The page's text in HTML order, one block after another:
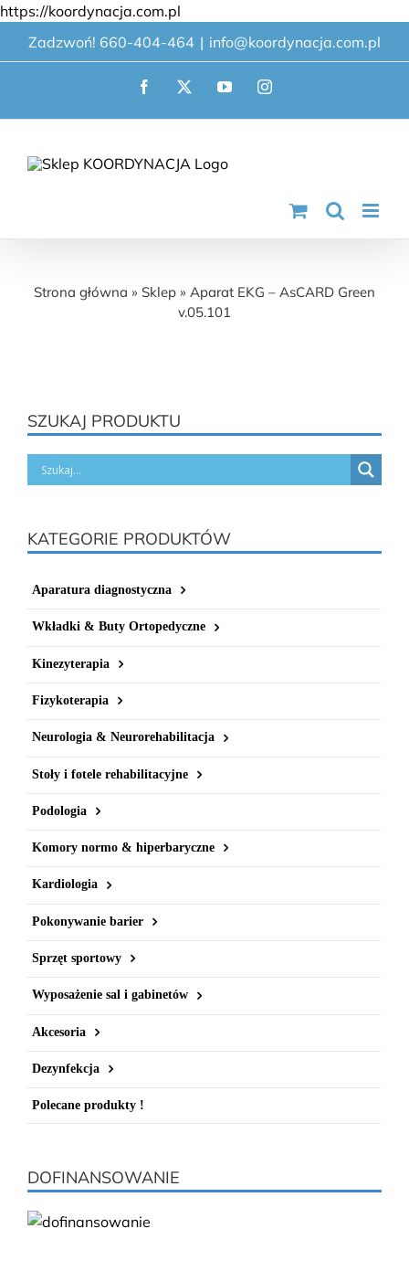
https://koordynacja.com.pl
do
zawartości
Zadzwoń! 660-404-464 | info@koordynacja.com.pl
Facebook
X YouTubeInstagram
Strona główna » Sklep » Aparat EKG – AsCARD Green
v.05.101
SZUKAJ PRODUKTU
KATEGORIE PRODUKTÓW
Aparatura diagnostyczna
Wkładki & Buty Ortopedyczne
Kinezyterapia
Fizykoterapia
Neurologia & Neurorehabilitacja
Stoły i fotele rehabilitacyjne
Podologia
Komory normo & hiperbaryczne
Kardiologia
Pokonywanie barier
Sprzęt sportowy
Wyposażenie sal i gabinetów
Akcesoria
Dezynfekcja
Polecane produkty !
DOFINANSOWANIE